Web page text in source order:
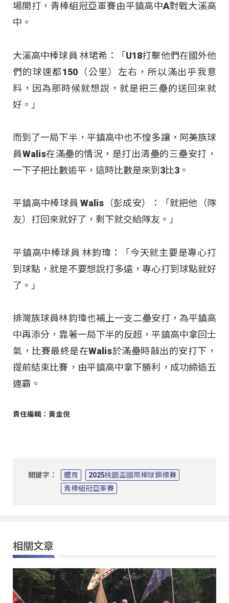
場開打，青棒組冠亞軍賽由平鎮高中A對戰大溪高
中。
大溪高中棒球員 林珺希：「U18打擊他們在國外他
們的球速都150（公里）左右，所以滿出乎我意
料，因為那時候就想說，就是把三壘的送回來就
好。」
而到了一局下半，平鎮高中也不惶多讓，阿美族球
員Walis在滿壘的情況，是打出清壘的三壘安打，
一下子把比數追平，這時比數是來到3比3。
平鎮高中棒球員 Walis（彭成安）：「就把他（隊
友）打回來就好了，剩下就交給隊友。」
平鎮高中棒球員 林鈞瑋：「今天就主要是專心打
到球點，就是不要想說打多遠，專心打到球點就好
了。」
排灣族球員林鈞瑋也補上一支二壘安打，為平鎮高
中再添分，靠著一局下半的反超，平鎮高中拿回士
氣，比賽最終是在Walis於滿壘時敲出的安打下，
提前結束比賽，由平鎮高中拿下勝利，成功締造五
連霸。
責任編輯：黃金倪
關鍵字： 體育
2025桃園盃國際棒球錦標賽
青棒組冠亞軍賽
相關文章